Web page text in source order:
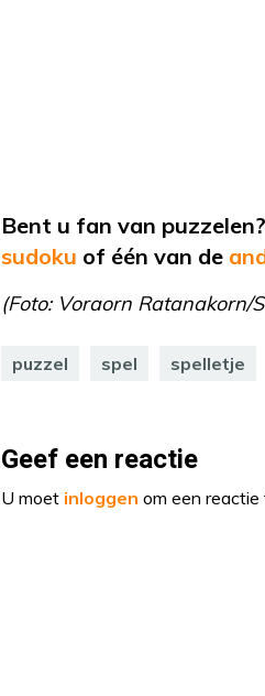
Bent u fan van
sudoku of één van de
(Foto: Voraorn Ratanakorn/
puzzel spel spelletje
Geef een reactie
U moet inloggen om een